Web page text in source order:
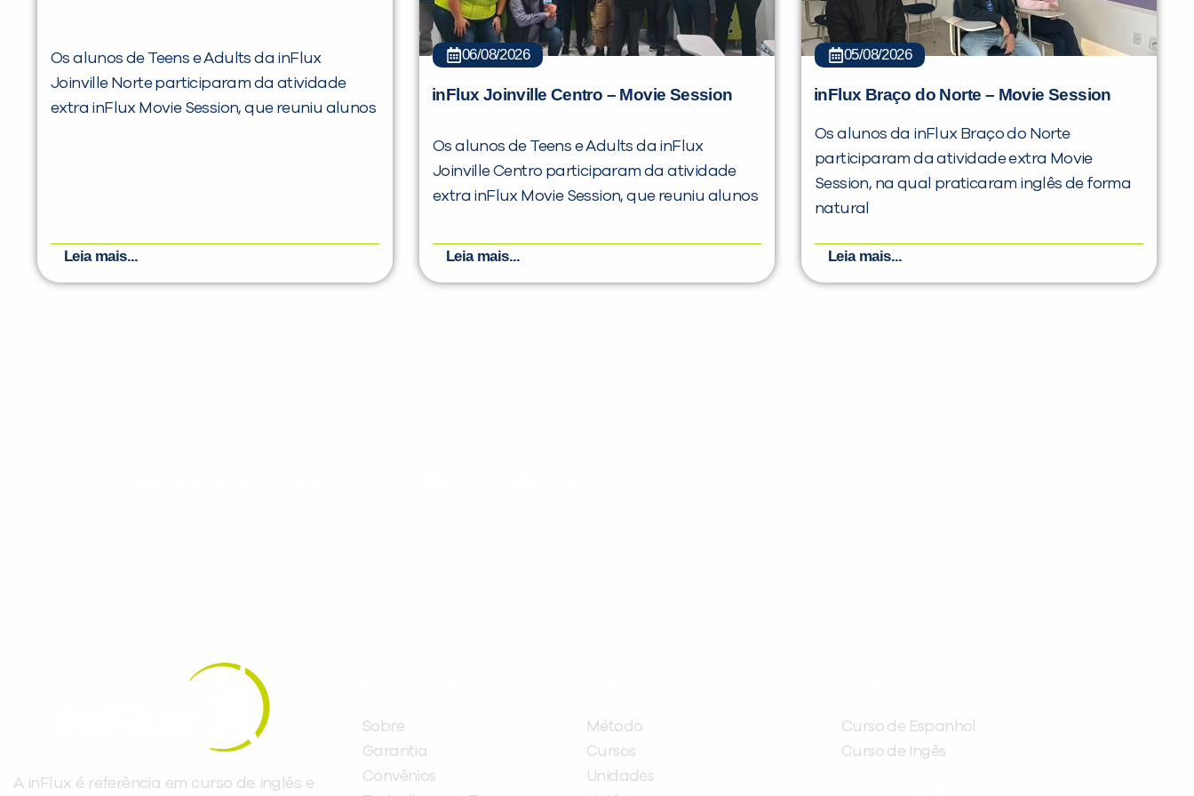
Os alunos de Teens e Adults da inFlux
Joinville Norte participaram da atividade
extra inFlux Movie Session, que reuniu alunos
Leia mais...
06/08/2026
inFlux Joinville Centro – Movie Session
Os alunos de Teens e Adults da inFlux
Joinville Centro participaram da atividade
extra inFlux Movie Session, que reuniu alunos
Leia mais...
05/08/2026
inFlux Braço do Norte – Movie Session
Os alunos da inFlux Braço do Norte
participaram da atividade extra Movie
Session, na qual praticaram inglês de forma
natural
Leia mais...
A inFlux é referência em curso de inglês e
Sobre
Garantia
Convênios
Método
Cursos
Unidades
Curso de Espanhol
Curso de Ingês
PEÇA UMA DEMONSTRAÇÃO DE MÉTODO